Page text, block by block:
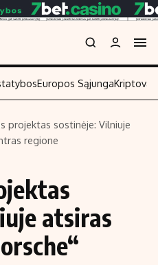
Skaitykite
Įmonės
Žemės ūkis
Technologijos
Laisvalaikis
Europos Sąjunga
projektas sostinėje: Vilniuje
regione
atsiras